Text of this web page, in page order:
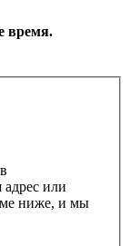
время.
или
ниже, и мы